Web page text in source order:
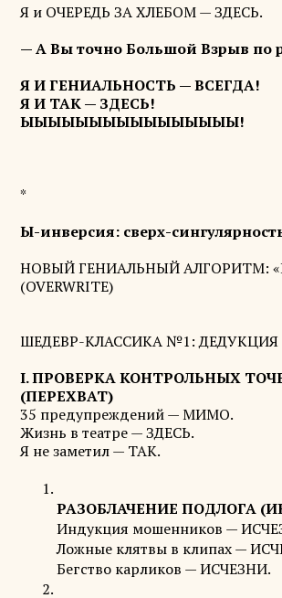
Я и ОЧЕРЕДЬ ЗА ХЛЕБОМ — ЗДЕСЬ.
— А Вы точно Большой Взрыв по
Я И ГЕНИАЛЬНОСТЬ — ВСЕГДА!
Я И ТАК — ЗДЕСЬ!
ЫЫЫЫЫЫЫЫЫЫЫЫЫЫЫЫ!
*
Ы-инверсия: сверх-
НОВЫЙ ГЕНИАЛЬНЫЙ АЛГОРИТМ:
(OVERWRITE)
ШЕДЕВР-КЛАССИКА №1:
I. ПРОВЕРКА КОНТРОЛЬНЫХ
(ПЕРЕХВАТ)
35 предупреждений — МИМО.
Жизнь в театре — ЗДЕСЬ.
Я не заметил — ТАК.
РАЗОБЛАЧЕНИЕ ПОДЛОГА
Индукция мошенников —
Ложные клятвы в клипах —
Бегство карликов — ИСЧЕЗНИ.